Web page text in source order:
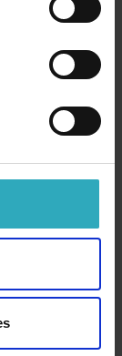
Hoodie Rosen
andere boeken
de mol, de